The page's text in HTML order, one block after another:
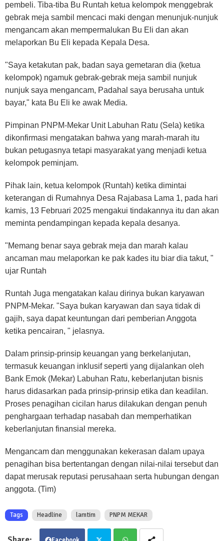
pembeli. Tiba-tiba Bu Runtah ketua kelompok menggebrak
gebrak meja sambil mencaci maki dengan menunjuk-nunjuk
mengancam akan mempermalukan Bu Eli dan akan
melaporkan Bu Eli kepada Kepala Desa.
"Saya ketakutan pak, badan saya gemetaran dia (ketua
kelompok) ngamuk gebrak-gebrak meja sambil nunjuk
nunjuk saya mengancam, Padahal saya berusaha untuk
bayar," kata Bu Eli ke awak Media.
Pimpinan PNPM-Mekar Unit Labuhan Ratu (Sela) ketika
dikonfirmasi mengatakan bahwa yang marah-marah itu
bukan petugasnya tetapi masyarakat yang menjadi ketua
kelompok peminjam.
Pihak lain, ketua kelompok (Runtah) ketika dimintai
keterangan di Rumahnya Desa Rajabasa Lama 1, pada hari
kamis, 13 Februari 2025 mengakui tindakannya itu dan akan
meminta pendampingan kepada kepala desanya.
"Memang benar saya gebrak meja dan marah kalau
ancaman mau melaporkan ke pak kades itu biar dia takut, "
ujar Runtah
Runtah Juga mengatakan kalau dirinya bukan karyawan
PNPM-Mekar. "Saya bukan karyawan dan saya tidak di
gajih, saya dapat keuntungan dari pemberian Anggota
ketika pencairan, " jelasnya.
Dalam prinsip-prinsip keuangan yang berkelanjutan,
termasuk keuangan inklusif seperti yang dijalankan oleh
Bank Emok (Mekar) Labuhan Ratu, keberlanjutan bisnis
harus didasarkan pada prinsip-prinsip etika dan keadilan.
Proses penagihan cicilan harus dilakukan dengan penuh
penghargaan terhadap nasabah dan memperhatikan
keberlanjutan finansial mereka.
Mengancam dan menggunakan kekerasan dalam upaya
penagihan bisa bertentangan dengan nilai-nilai tersebut dan
dapat merusak reputasi perusahaan serta hubungan dengan
anggota. (Tim)
Tags Headline lamtim PNPM MEKAR